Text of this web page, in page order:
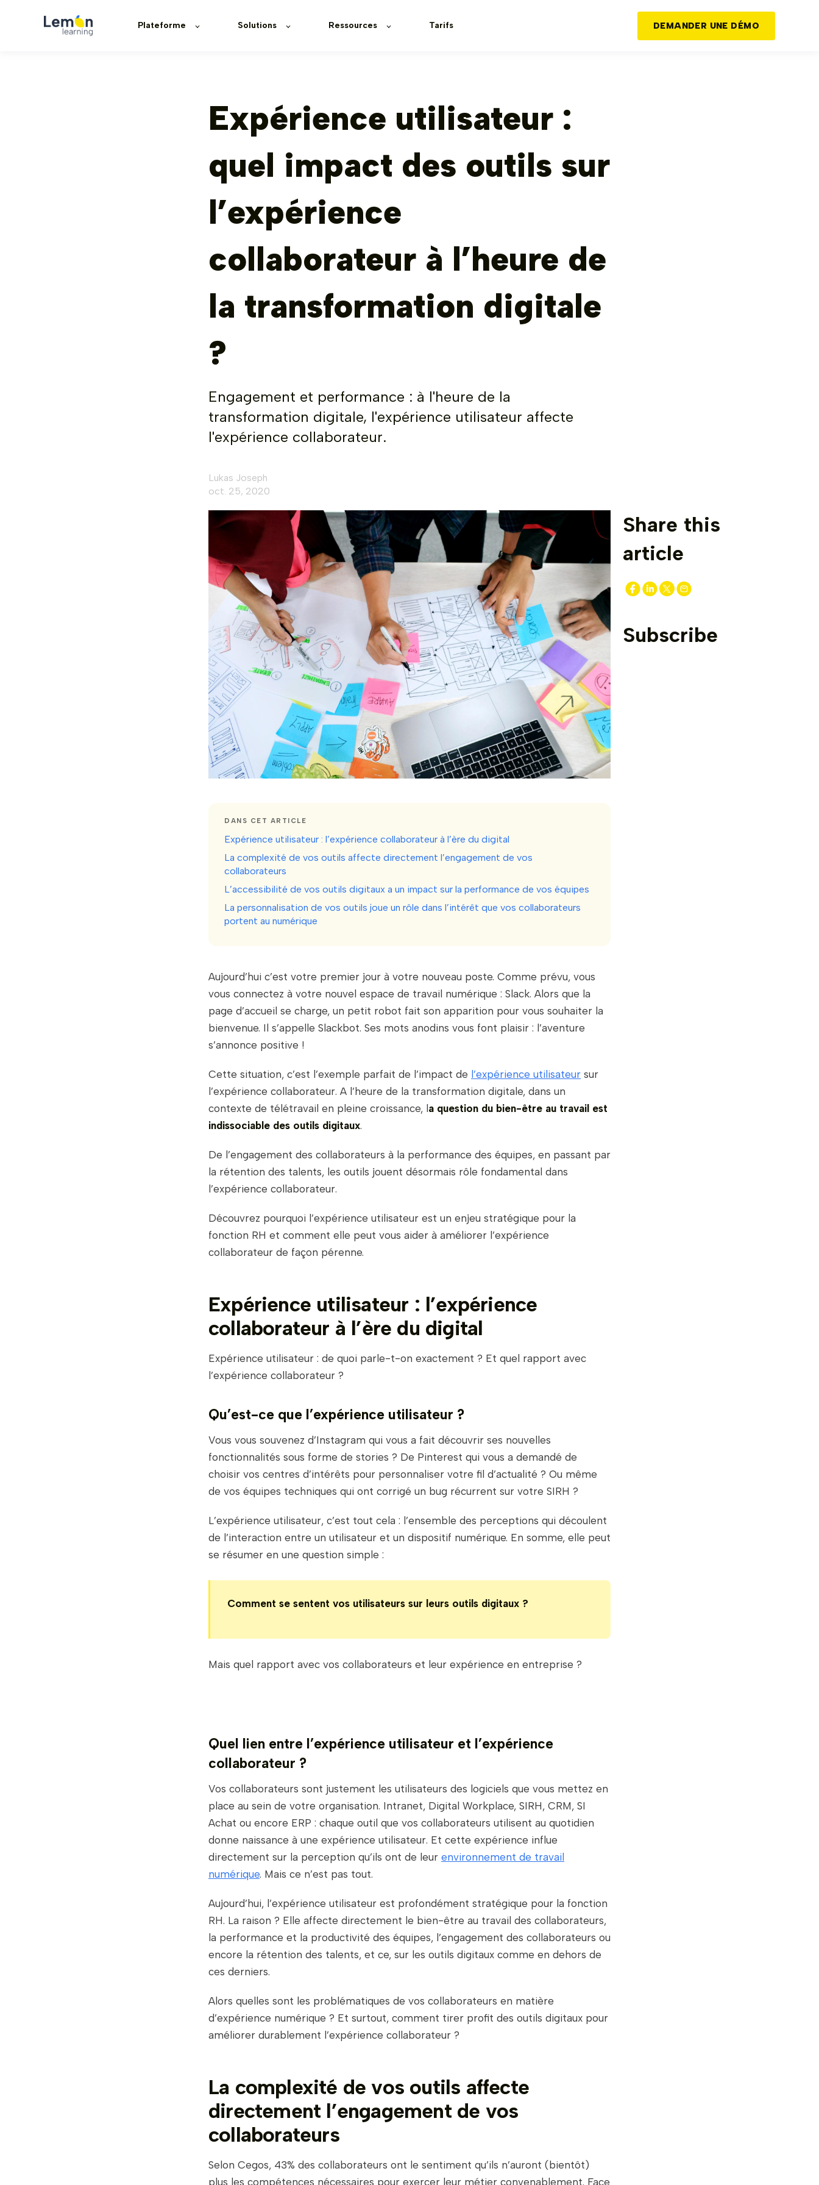
Plateforme Solutions Ressources Tarifs DEMANDER UNE DÉMO
Expérience utilisateur :
quel impact des outils sur
l’expérience
collaborateur à l’heure de
la transformation digitale
?
Engagement et performance : à l'heure de la
transformation digitale, l'expérience utilisateur affecte
l'expérience collaborateur.
Lukas Joseph
oct. 25, 2020
Share this
article
Subscribe
DANS CET ARTICLE
Expérience utilisateur : l’expérience collaborateur à l’ère du digital
La complexité de vos outils affecte directement l’engagement de vos
collaborateurs
L’accessibilité de vos outils digitaux a un impact sur la performance de vos équipes
La personnalisation de vos outils joue un rôle dans l’intérêt que vos collaborateurs
portent au numérique
Aujourd’hui c’est votre premier jour à votre nouveau poste. Comme prévu, vous
vous connectez à votre nouvel espace de travail numérique : Slack. Alors que la
page d’accueil se charge, un petit robot fait son apparition pour vous souhaiter la
bienvenue. Il s’appelle Slackbot. Ses mots anodins vous font plaisir : l’aventure
s’annonce positive !
Cette situation, c’est l’exemple parfait de l’impact de l’expérience utilisateur sur
l’expérience collaborateur. A l’heure de la transformation digitale, dans un
contexte de télétravail en pleine croissance, l a question du bien-être au travail est
indissociable des outils digitaux.
De l’engagement des collaborateurs à la performance des équipes, en passant par
la rétention des talents, les outils jouent désormais rôle fondamental dans
l’expérience collaborateur.
Découvrez pourquoi l’expérience utilisateur est un enjeu stratégique pour la
fonction RH et comment elle peut vous aider à améliorer l’expérience
collaborateur de façon pérenne.
Expérience utilisateur : l’expérience
collaborateur à l’ère du digital
Expérience utilisateur : de quoi parle-t-on exactement ? Et quel rapport avec
l’expérience collaborateur ?
Qu’est-ce que l’expérience utilisateur ?
Vous vous souvenez d’Instagram qui vous a fait découvrir ses nouvelles
fonctionnalités sous forme de stories ? De Pinterest qui vous a demandé de
choisir vos centres d’intérêts pour personnaliser votre fil d’actualité ? Ou même
de vos équipes techniques qui ont corrigé un bug récurrent sur votre SIRH ?
L’expérience utilisateur, c’est tout cela : l’ensemble des perceptions qui découlent
de l’interaction entre un utilisateur et un dispositif numérique. En somme, elle peut
se résumer en une question simple :
Comment se sentent vos utilisateurs sur leurs outils digitaux ?
Mais quel rapport avec vos collaborateurs et leur expérience en entreprise ?
Quel lien entre l’expérience utilisateur et l’expérience
collaborateur ?
Vos collaborateurs sont justement les utilisateurs des logiciels que vous mettez en
place au sein de votre organisation. Intranet, Digital Workplace, SIRH, CRM, SI
Achat ou encore ERP : chaque outil que vos collaborateurs utilisent au quotidien
donne naissance à une expérience utilisateur. Et cette expérience influe
directement sur la perception qu’ils ont de leur environnement de travail
numérique. Mais ce n’est pas tout.
Aujourd’hui, l’expérience utilisateur est profondément stratégique pour la fonction
RH. La raison ? Elle affecte directement le bien-être au travail des collaborateurs,
la performance et la productivité des équipes, l’engagement des collaborateurs ou
encore la rétention des talents, et ce, sur les outils digitaux comme en dehors de
ces derniers.
Alors quelles sont les problématiques de vos collaborateurs en matière
d’expérience numérique ? Et surtout, comment tirer profit des outils digitaux pour
améliorer durablement l’expérience collaborateur ?
La complexité de vos outils affecte
directement l’engagement de vos
collaborateurs
Selon Cegos, 43% des collaborateurs ont le sentiment qu’ils n’auront (bientôt)
plus les compétences nécessaires pour exercer leur métier convenablement. Face